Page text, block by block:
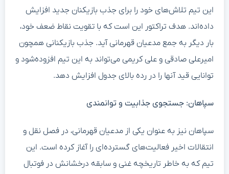
این تیم تلاش‌های خود را برای جذب بازیکنان جدید افزایش
داده‌اند. هدف تراکتور این است که با تقویت نقاط ضعف خود،
بار دیگر به جمع مدعیان قهرمانی آید. جذب بازیکنانی همچون
امیرعلی صادقی و علی کریمی می‌تواند به این تیم افزوده‌شود و
توانایی قید آنها را در رده بالای جدول افزایش دهد.
سپاهان: جستجوی جذابیت و توانمندی
سپاهان نیز به عنوان یکی از مدعیان قهرمانی، در فصل نقل و
انتقالات اخیر فعالیت‌های گسترده‌ای را آغاز کرده است. این
تیم که به خاطر تاریخچه غنی و سابقه درخشانش در فوتبال